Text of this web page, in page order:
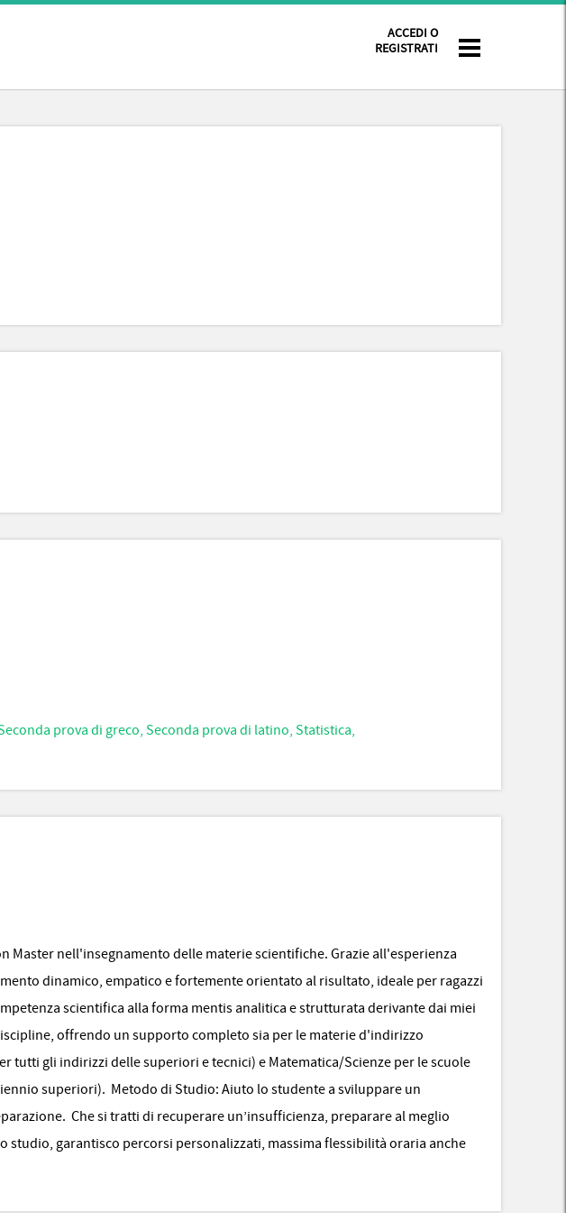
ACCEDI O
REGISTRATI
prova di greco, Seconda prova di latino, Statistica,
Master nell'insegnamento delle materie scientifiche. Grazie all'esperienza
dinamico, empatico e fortemente orientato al risultato, ideale per ragazzi
scientifica alla forma mentis analitica e strutturata derivante dai miei
offrendo un supporto completo sia per le materie d'indirizzo
tutti gli indirizzi delle superiori e tecnici) e Matematica/Scienze per le scuole
superiori). Metodo di Studio: Aiuto lo studente a sviluppare un
Che si tratti di recuperare un’insufficienza, preparare al meglio
studio, garantisco percorsi personalizzati, massima flessibilità oraria anche